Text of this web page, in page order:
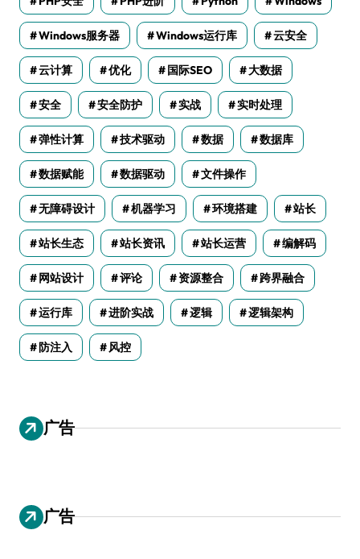
Windows服务器 Windows运行库 云安全
云计算 优化 国际SEO 大数据
安全 安全防护 实战 实时处理
弹性计算 技术驱动 数据 数据库
数据赋能 数据驱动 文件操作
无障碍设计 机器学习 环境搭建 站长
站长生态 站长资讯 站长运营 编解码
网站设计 评论 资源整合 跨界融合
运行库 进阶实战 逻辑 逻辑架构
防注入 风控
广告
广告